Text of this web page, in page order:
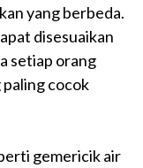
yang berbeda.
disesuaikan
setiap orang
paling cocok
gemericik air